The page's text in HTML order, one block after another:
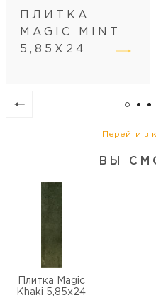
Перейти в
ПЛИТКА
MAGIC MINT
5,85X24
ВЫ
Плитка Magic
Khaki 5,85x24